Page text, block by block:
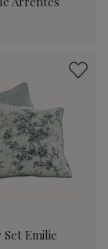
Set Emilie